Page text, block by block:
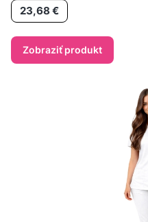
Cena
23,68 €
Zobraziť produkt